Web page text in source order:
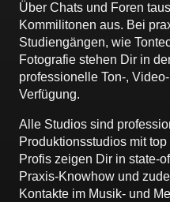
Über Chats und Foren
Kommilitonen aus. Bei
Studiengängen, wie
Fotografie stehen Dir in
professionelle Ton-,
Verfügung.
Alle Studios sind
Produktionsstudios mit
Profis zeigen Dir in state-
Praxis-Knowhow und
Kontakte im Musik- und